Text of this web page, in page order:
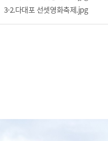
3-2.다대포 선셋영화축제.jpg